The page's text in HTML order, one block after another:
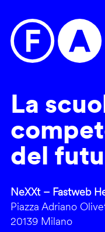
La
del
NeXXt – Fastweb
Piazza Adriano
20139 Milano